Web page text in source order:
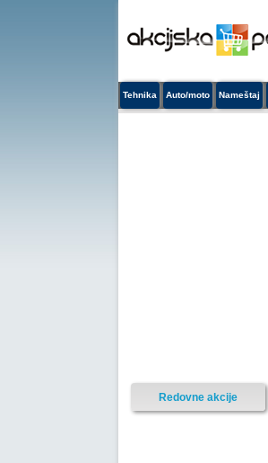
Tehnika Auto/moto Nameštaj
Redovne akcije